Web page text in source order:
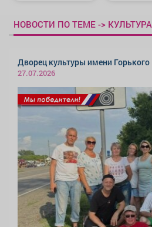
НОВОСТИ ПО ТЕМЕ -> КУЛЬТУРА
Дворец культуры имени Горького
27.07.2026